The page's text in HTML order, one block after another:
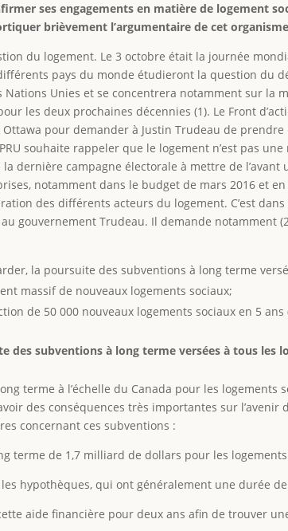
ses engagements en matière de logement
brièvement l’argumentaire de cet
du logement. Le 3 octobre était la journée
pays du monde étudieront la question du
Unies et se concentrera notamment sur
les deux prochaines décennies (1). Le Front
pour demander à Justin Trudeau de
souhaite rappeler que le logement n’est pas
dernière campagne électorale à mettre de
notamment dans le budget de mars 2016 et
des différents acteurs du logement. C’est
gouvernement Trudeau. Il demande notamment
la poursuite des subventions à long terme
massif de nouveaux logements sociaux;
de 50 000 nouveaux logements sociaux en 5 ans
des subventions à long terme versées à tous les
terme à l’échelle du Canada pour les
des conséquences très importantes sur l’avenir
concernant ces subventions :
terme de 1,7 milliard de dollars pour les
hypothèques, qui ont généralement une durée
aide financière pour deux ans afin de trouver